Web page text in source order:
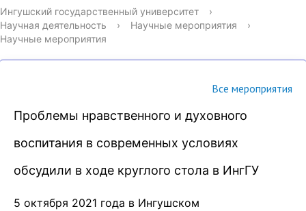
СВЕДЕНИЯ ОБ
ОБРАЗОВАТЕЛЬНОЙ
ОРГАНИЗАЦИИ
НАУЧНАЯ
ДЕЯТЕЛЬНОСТЬ
Ингушский государственный университет
›
Научная деятельность
› Научные мероприятия
›
Научные мероприятия
Все мероприятия
Проблемы нравственного и духовного
воспитания в современных условиях
обсудили в ходе круглого стола в ИнгГУ
5 октября 2021 года в Ингушском